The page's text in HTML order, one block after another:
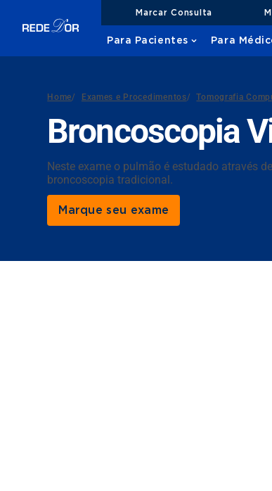
Marcar Consulta
Para Pacientes Para
Home/ Exames e Procedimentos/ Tomografia
Broncoscopia
Neste exame o pulmão é estudado através
broncoscopia tradicional.
Marque seu exame